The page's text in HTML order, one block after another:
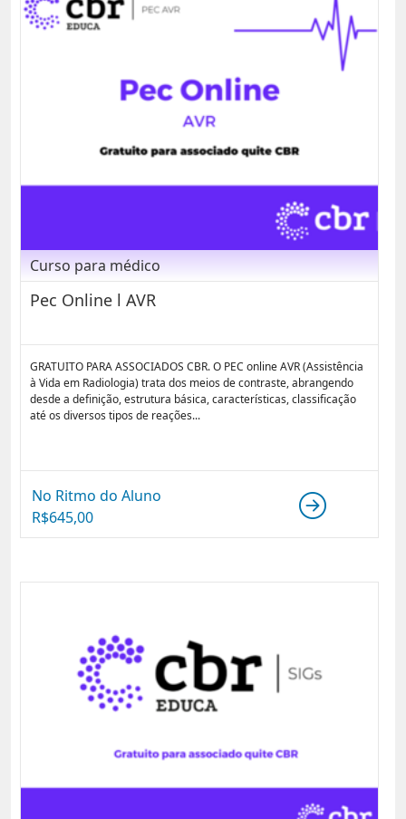
Curso para médico
Pec Online l AVR
GRATUITO PARA ASSOCIADOS CBR. O PEC online AVR (Assistência
à Vida em Radiologia) trata dos meios de contraste, abrangendo
desde a definição, estrutura básica, características, classificação
até os diversos tipos de reações...
No Ritmo do Aluno
R$645,00